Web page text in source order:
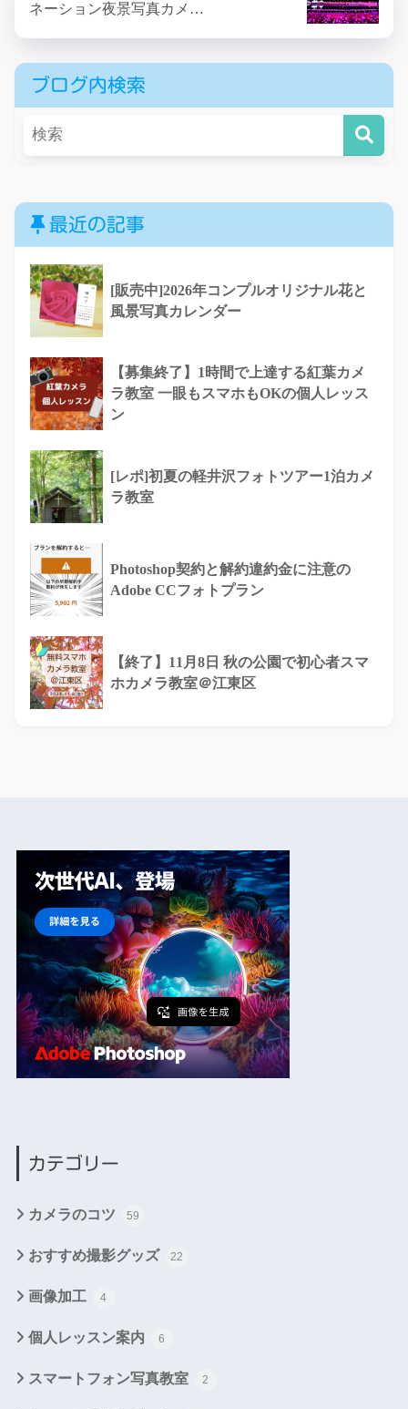
ネーション夜景写真カメ…
ブログ内検索
最近の記事
[販売中]2026年コンプルオリジナル花と
風景写真カレンダー
【募集終了】1時間で上達する紅葉カメ
ラ教室 一眼もスマホもOKの個人レッス
ン
[レポ]初夏の軽井沢フォトツアー1泊カメ
ラ教室
Photoshop契約と解約違約金に注意の
Adobe CCフォトプラン
【終了】11月8日 秋の公園で初心者スマ
ホカメラ教室＠江東区
カテゴリー
カメラのコツ 59
おすすめ撮影グッズ 22
画像加工 4
個人レッスン案内 6
スマートフォン写真教室 2